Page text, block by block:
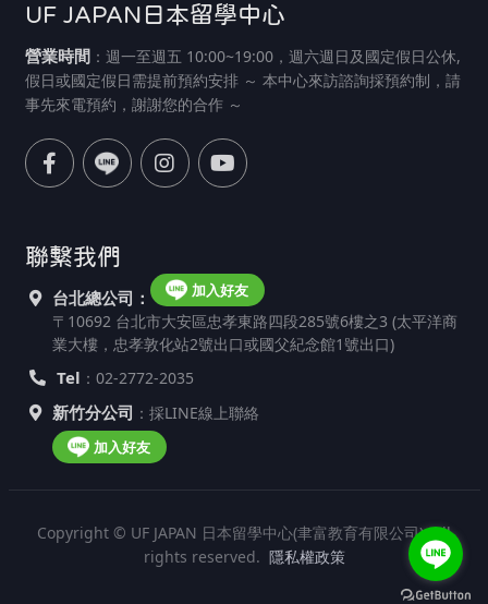
UF JAPAN日本留學中心
營業時間：週一至週五 10:00~19:00，週六週日及國定假日公休,
假日或國定假日需提前預約安排 ～ 本中心來訪諮詢採預約制，請
事先來電預約，謝謝您的合作 ～
聯繫我們
台北總公司： 加入好友
〒10692 台北市大安區忠孝東路四段285號6樓之3 (太平洋商
業大樓，忠孝敦化站2號出口或國父紀念館1號出口)
Tel ：02-2772-2035
新竹分公司 ：採LINE線上聯絡
加入好友
Copyright © UF JAPAN 日本留學中心(聿富教育有限公司). All
rights reserved. 隱私權政策